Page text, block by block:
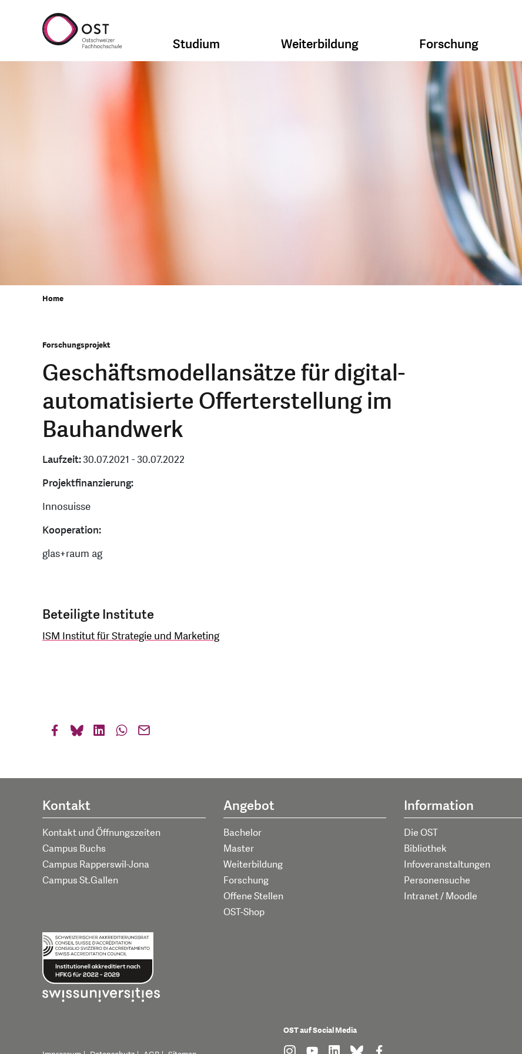
Studium Weiterbildung Forschung
Home
Forschungsprojekt
Geschäftsmodellansätze für digital-
automatisierte Offerterstellung im
Bauhandwerk
Laufzeit:30.07.2021 - 30.07.2022
Projektfinanzierung:
Innosuisse
Kooperation:
glas+raum ag
Beteiligte Institute
ISM Institut für Strategie und Marketing
Kontakt
Kontakt und Öffnungszeiten
Campus Buchs
Campus Rapperswil-Jona
Campus St.Gallen
Angebot
Bachelor
Master
Weiterbildung
Forschung
Offene Stellen
OST-Shop
Information
Die OST
Bibliothek
Infoveranstaltungen
Personensuche
Intranet / Moodle
OST auf Social Media